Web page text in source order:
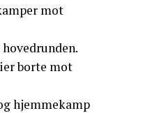
mot
borte mot
hjemmekamp